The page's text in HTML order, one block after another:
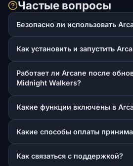
Частые вопросы
Безопасно ли использовать
Как установить и запустить
Работает ли Arcane после
Midnight Walkers?
Какие функции включены в
Какие способы оплаты
Как связаться с поддержкой?